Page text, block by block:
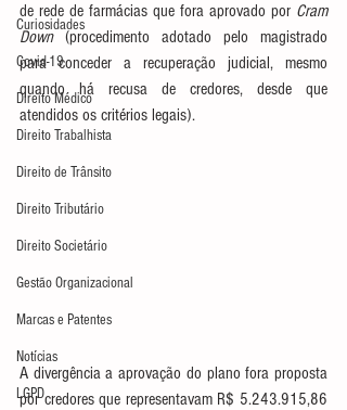
Curiosidades
Covid-19
Direito Médico
Direito Trabalhista
Direito de Trânsito
Direito Tributário
Direito Societário
Gestão Organizacional
Marcas e Patentes
Notícias
LGPD
de rede de farmácias que fora aprovado por Cram
Down (procedimento adotado pelo magistrado
para conceder a recuperação judicial, mesmo
quando há recusa de credores, desde que
atendidos os critérios legais).
A divergência a aprovação do plano fora proposta
por credores que representavam R$ 5.243.915,86